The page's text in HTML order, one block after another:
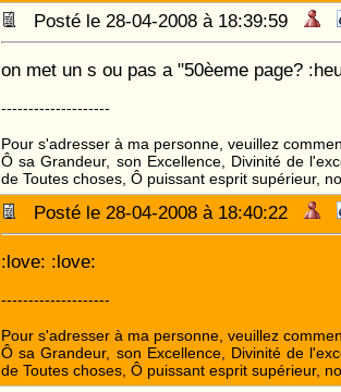
Posté le 28-04-2008 à 18:39:59
on met un s ou pas a "50èeme page?
--------------------
Pour s'adresser à ma personne, veuillez
Ô sa Grandeur, son Excellence, Divinité de
de Toutes choses, Ô puissant esprit supérieur,
Posté le 28-04-2008 à 18:40:22
:love: :love:
--------------------
Pour s'adresser à ma personne, veuillez
Ô sa Grandeur, son Excellence, Divinité de
de Toutes choses, Ô puissant esprit supérieur,